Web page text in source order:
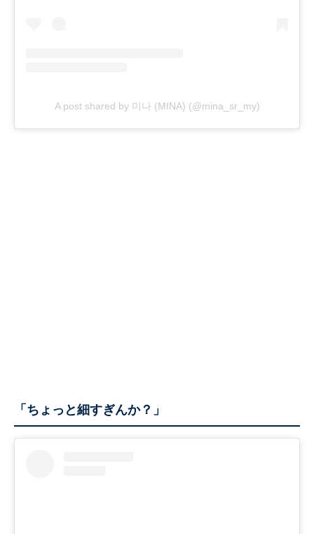
A post shared by 미나 (MINA) (@mina_sr_my)
「ちょっと細すぎんか？」